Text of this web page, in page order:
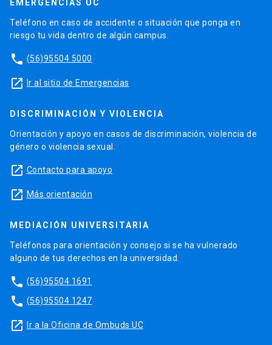
EMERGENCIAS UC
Teléfono en caso de accidente o situación que ponga en
riesgo tu vida dentro de algún campus.
phone (56)95504 5000
launch Ir al sitio de Emergencias
DISCRIMINACIÓN Y VIOLENCIA
Orientación y apoyo en casos de discriminación, violencia de
género o violencia sexual.
launch Contacto para apoyo
launch Más orientación
MEDIACIÓN UNIVERSITARIA
Teléfonos para orientación y consejo si se ha vulnerado
alguno de tus derechos en la universidad.
phone (56)95504 1691
phone (56)95504 1247
launch Ir a la Oficina de Ombuds UC